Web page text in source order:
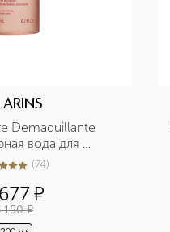
Demaquillante
вода для
кожи
574 (74)
¤
150 ¤